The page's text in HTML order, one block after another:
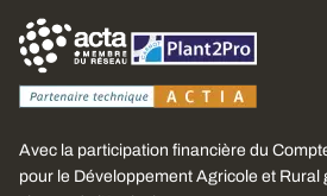
Avec la participation financière du
pour le Développement Agricole et Rural